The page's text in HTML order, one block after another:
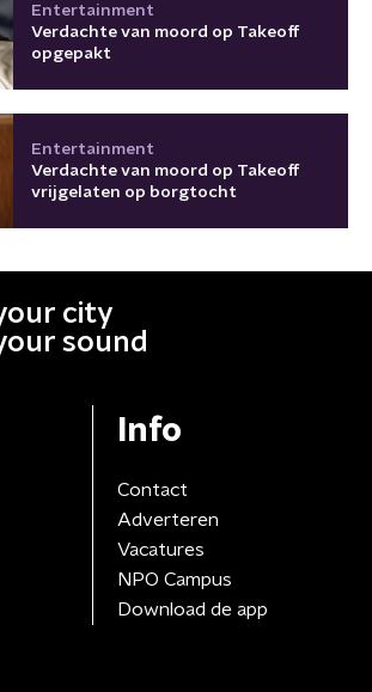
Entertainment
Verdachte van moord op Takeoff
opgepakt
Entertainment
Verdachte van moord op Takeoff
vrijgelaten op borgtocht
city
sound
Info
Contact
Adverteren
Vacatures
NPO Campus
Download de app